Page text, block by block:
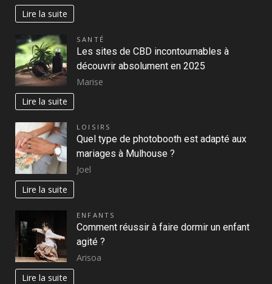
Lire la suite
SANTÉ
Les sites de CBD incontournables à
découvrir absolument en 2025
Marise
Lire la suite
LOISIRS
Quel type de photobooth est adapté aux
mariages à Mulhouse ?
Joel
Lire la suite
ENFANTS
Comment réussir à faire dormir un enfant
agité ?
Arisoa
Lire la suite